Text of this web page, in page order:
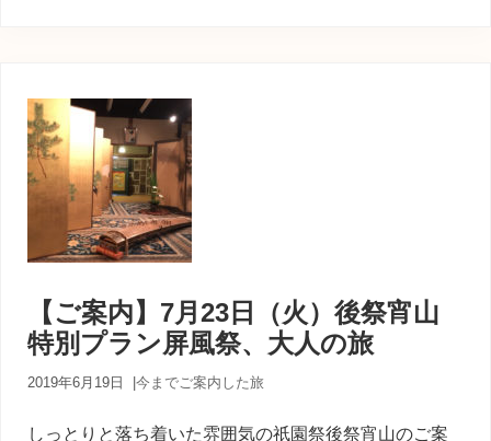
【ご案内】7月23日（火）後祭宵山
特別プラン屏風祭、大人の旅
2019年6月19日 今までご案内した旅
しっとりと落ち着いた雰囲気の祇園祭後祭宵山のご案